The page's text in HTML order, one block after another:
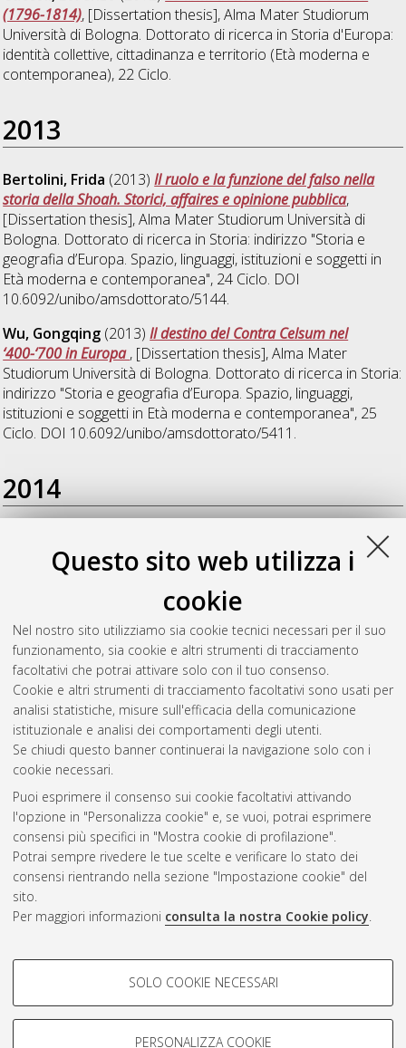
Questo sito web utilizza i
cookie
Nel nostro sito utilizziamo sia cookie tecnici necessari per il suo
funzionamento, sia cookie e altri strumenti di tracciamento
facoltativi che potrai attivare solo con il tuo consenso.
Cookie e altri strumenti di tracciamento facoltativi sono usati per
analisi statistiche, misure sull'efficacia della comunicazione
istituzionale e analisi dei comportamenti degli utenti.
Se chiudi questo banner continuerai la navigazione solo con i
cookie necessari.
Puoi esprimere il consenso sui cookie facoltativi attivando
l'opzione in "Personalizza cookie" e, se vuoi, potrai esprimere
consensi più specifici in "Mostra cookie di profilazione".
Potrai sempre rivedere le tue scelte e verificare lo stato dei
consensi rientrando nella sezione "Impostazione cookie" del
sito.
Per maggiori informazioni consulta la nostra Cookie policy.
COOKIE DI PROFILAZIONE -
Si tratta di cookie utilizzati per analizzare le caratteristiche della
navigazione degli utenti, creare profili in base al loro comportamento
SOLO COOKIE NECESSARI
PERSONALIZZA COOKIE
(1796-1814), [Dissertation thesis], Alma Mater Studiorum
Università di Bologna. Dottorato di ricerca in Storia d'Europa:
identità collettive, cittadinanza e territorio (Età moderna e
contemporanea), 22 Ciclo.
2013
Bertolini, Frida (2013)Il ruolo e la funzione del falso nella
storia della Shoah. Storici, affaires e opinione pubblica,
[Dissertation thesis], Alma Mater Studiorum Università di
Bologna. Dottorato di ricerca in Storia: indirizzo "Storia e
geografia d’Europa. Spazio, linguaggi, istituzioni e soggetti in
Età moderna e contemporanea", 24 Ciclo. DOI
10.6092/unibo/amsdottorato/5144.
Wu, Gongqing (2013)Il destino del Contra Celsum nel
‘400-‘700 in Europa, [Dissertation thesis], Alma Mater
Studiorum Università di Bologna. Dottorato di ricerca in Storia:
indirizzo "Storia e geografia d’Europa. Spazio, linguaggi,
istituzioni e soggetti in Età moderna e contemporanea", 25
Ciclo. DOI 10.6092/unibo/amsdottorato/5411.
2014
Istituzioni e processi di industrializzazione nella Sicilia del
secondo dopoguerra, [Dissertation thesis], Alma Mater
Studiorum Università di Bologna. Dottorato di ricerca in
indirizzo "Storia e geografia d’Europa. Spazio, linguaggi,
istituzioni e soggetti in Età moderna e contemporanea" , 25
Ciclo. DOI 10.6092/unibo/amsdottorato/6192.
Questa lista e' stata generata ilSat Aug 8 20:49:18 2026
Atom
Rss 1.0
Rss 2.0
ISSN: 2038-7946
Impostazioni Cookie
Informativa sulla privacy
Condizioni d’uso del sito